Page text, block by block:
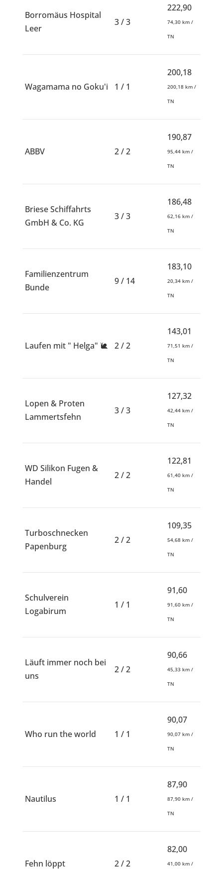
Borromäus Hospital
Leer
3 / 3
222,90
74,30 km /
TN
Wagamama no Goku'i 1 / 1
200,18
200,18 km /
TN
ABBV 2 / 2
190,87
95,44 km /
TN
Briese Schiffahrts
GmbH & Co. KG
3 / 3
186,48
62,16 km /
TN
Familienzentrum
Bunde
9 / 14
183,10
20,34 km /
TN
Laufen mit " Helga" 🐌 2 / 2
143,01
71,51 km /
TN
Lopen & Proten
Lammertsfehn
3 / 3
127,32
42,44 km /
TN
WD Silikon Fugen &
Handel
2 / 2
122,81
61,40 km /
TN
Turboschnecken
Papenburg
2 / 2
109,35
54,68 km /
TN
Schulverein
Logabirum
1 / 1
91,60
91,60 km /
TN
Läuft immer noch bei
uns
2 / 2
90,66
45,33 km /
TN
Who run the world 1 / 1
90,07
90,07 km /
TN
Nautilus 1 / 1
87,90
87,90 km /
TN
Fehn löppt 2 / 2
82,00
41,00 km /